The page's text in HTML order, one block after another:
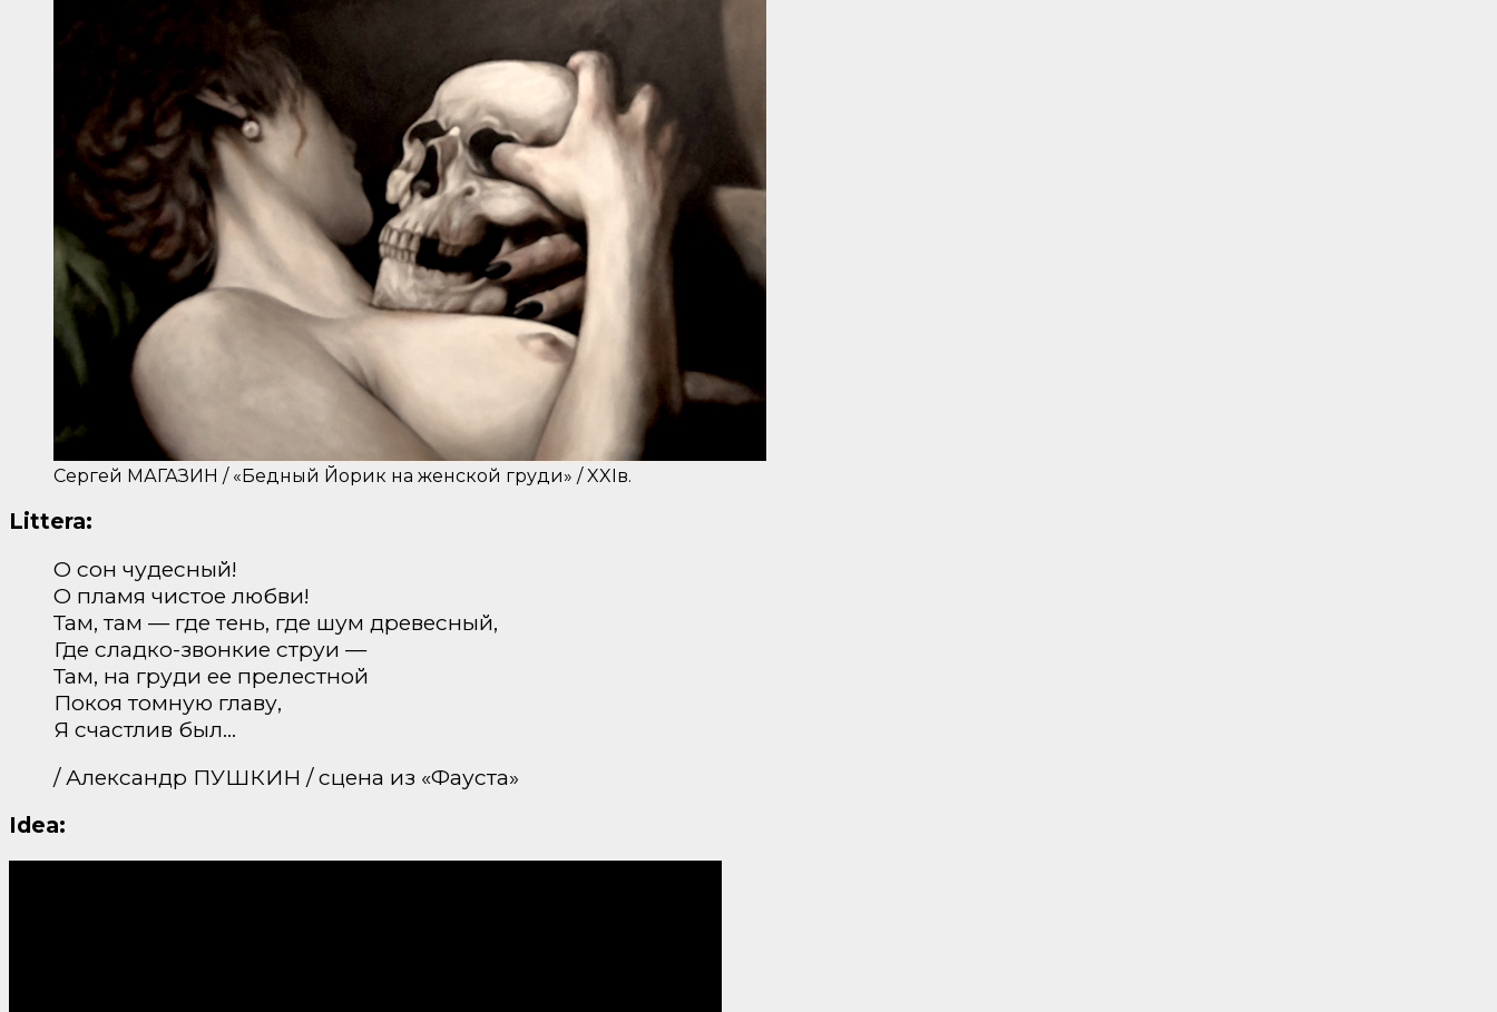
Сергей МАГАЗИН / «Бедный Йорик на женской груди» / XXIв.
Littera:
О сон чудесный!
О пламя чистое любви!
Там, там — где тень, где шум древесный,
Где сладко-звонкие струи —
Там, на груди ее прелестной
Покоя томную главу,
Я счастлив был…
/ Александр ПУШКИН / сцена из «Фауста»
Idea: